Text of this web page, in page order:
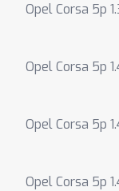
Opel Corsa 5p
Opel Corsa 5p
Opel Corsa 5p
Opel Corsa 5p